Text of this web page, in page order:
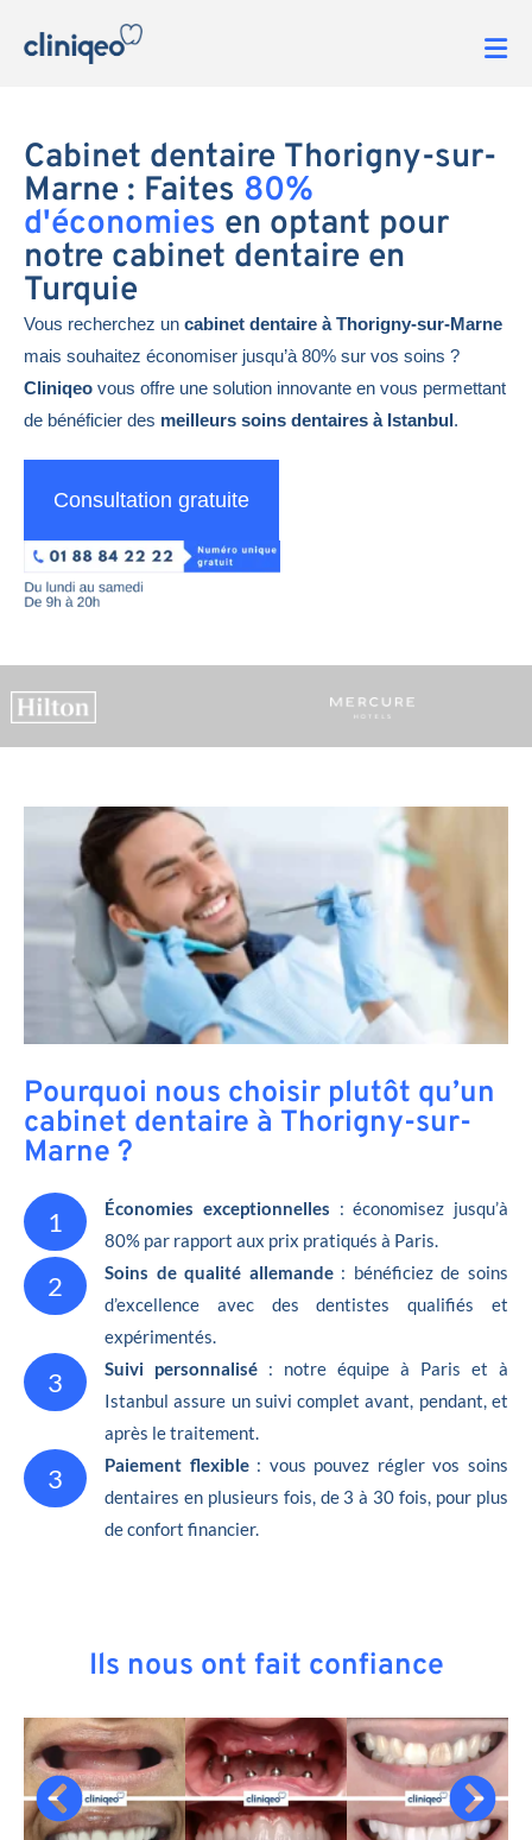
Cabinet dentaire Thorigny-sur-
Marne : Faites 80%
d'économies en optant pour
notre cabinet dentaire en
Turquie
Vous recherchez un cabinet dentaire à Thorigny-sur-Marne
mais souhaitez économiser jusqu’à 80% sur vos soins ?
Cliniqeo vous offre une solution innovante en vous permettant
de bénéficier des meilleurs soins dentaires à Istanbul.
Consultation gratuite
Pourquoi nous choisir plutôt qu’un
cabinet dentaire à Thorigny-sur-
Marne ?
1 Économies exceptionnelles : économisez jusqu’à
80% par rapport aux prix pratiqués à Paris.
2 Soins de qualité allemande: bénéficiez de soins
d’excellence avec des dentistes qualifiés et
expérimentés.
3 Suivi personnalisé : notre équipe à Paris et à
Istanbul assure un suivi complet avant, pendant, et
après le traitement.
3 Paiement flexible: vous pouvez régler vos soins
dentaires en plusieurs fois, de 3 à 30 fois, pour plus
de confort financier.
Ils nous ont fait confiance